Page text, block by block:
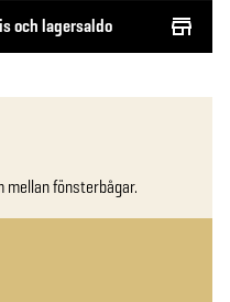
och lagersaldo
mellan fönsterbågar.